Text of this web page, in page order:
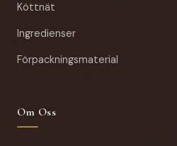
Köttnät
Ingredienser
Förpackningsmaterial
Om Oss